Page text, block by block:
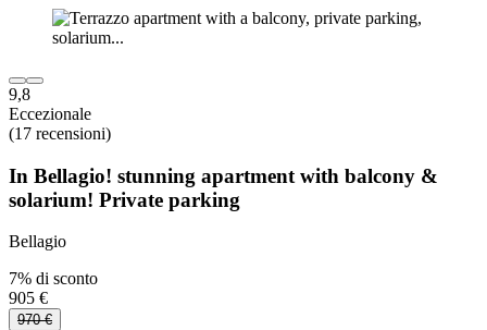
9,8
Eccezionale
(17 recensioni)
In Bellagio! stunning apartment with balcony &
solarium! Private parking
Bellagio
7% di sconto
905 €
970 €